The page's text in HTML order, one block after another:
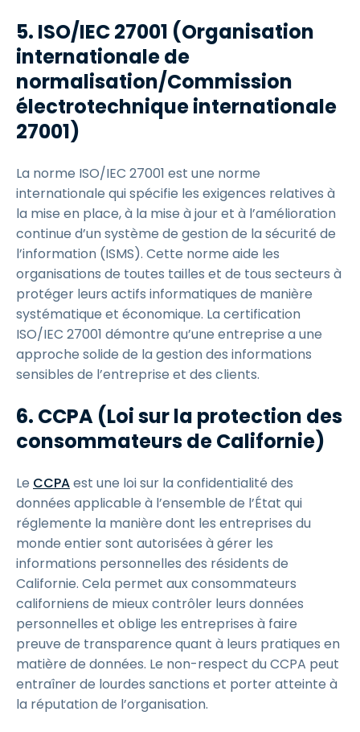
5. ISO/IEC 27001 (Organisation
internationale de
normalisation/Commission
électrotechnique internationale
27001)
La norme ISO/IEC 27001 est une norme
internationale qui spécifie les exigences relatives à
la mise en place, à la mise à jour et à l’amélioration
continue d’un système de gestion de la sécurité de
l’information (ISMS). Cette norme aide les
organisations de toutes tailles et de tous secteurs à
protéger leurs actifs informatiques de manière
systématique et économique. La certification
ISO/IEC 27001 démontre qu’une entreprise a une
approche solide de la gestion des informations
sensibles de l’entreprise et des clients.
6. CCPA (Loi sur la protection des
consommateurs de Californie)
Le CCPAest une loi sur la confidentialité des
données applicable à l’ensemble de l’État qui
réglemente la manière dont les entreprises du
monde entier sont autorisées à gérer les
informations personnelles des résidents de
Californie. Cela permet aux consommateurs
californiens de mieux contrôler leurs données
personnelles et oblige les entreprises à faire
preuve de transparence quant à leurs pratiques en
matière de données. Le non-respect du CCPA peut
entraîner de lourdes sanctions et porter atteinte à
la réputation de l’organisation.